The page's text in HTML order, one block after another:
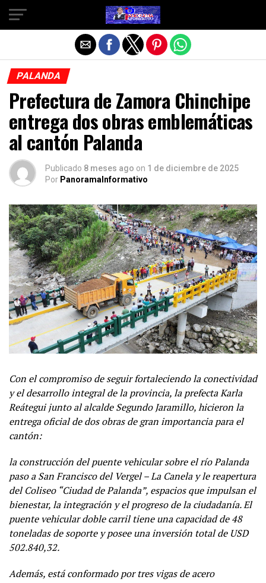
PALANDA
Prefectura de Zamora Chinchipe
entrega dos obras emblemáticas
al cantón Palanda
Publicado 8 meses ago on 1 de diciembre de 2025
Por PanoramaInformativo
Con el compromiso de seguir fortaleciendo la conectividad
y el desarrollo integral de la provincia, la prefecta Karla
Reátegui junto al alcalde Segundo Jaramillo, hicieron la
entrega oficial de dos obras de gran importancia para el
cantón:
la construcción del puente vehicular sobre el río Palanda
paso a San Francisco del Vergel – La Canela y le reapertura
del Coliseo “Ciudad de Palanda”, espacios que impulsan el
bienestar, la integración y el progreso de la ciudadanía. El
puente vehicular doble carril tiene una capacidad de 48
toneladas de soporte y posee una inversión total de USD
502.840,32.
Además, está conformado por tres vigas de acero
Salir de la versión móvil